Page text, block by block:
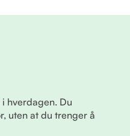
hverdagen. Du
uten at du trenger å